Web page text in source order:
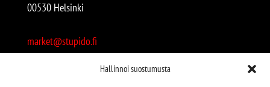
Hallinnoi suostumusta
00530 Helsinki
market@stupido.fi